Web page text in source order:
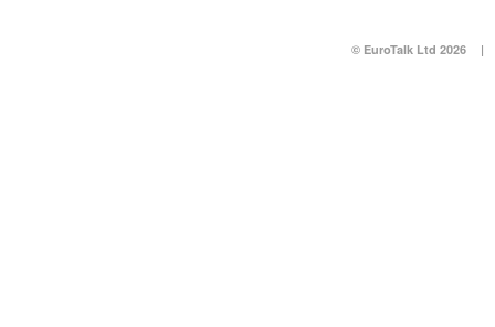
© EuroTalk Ltd 2026 |